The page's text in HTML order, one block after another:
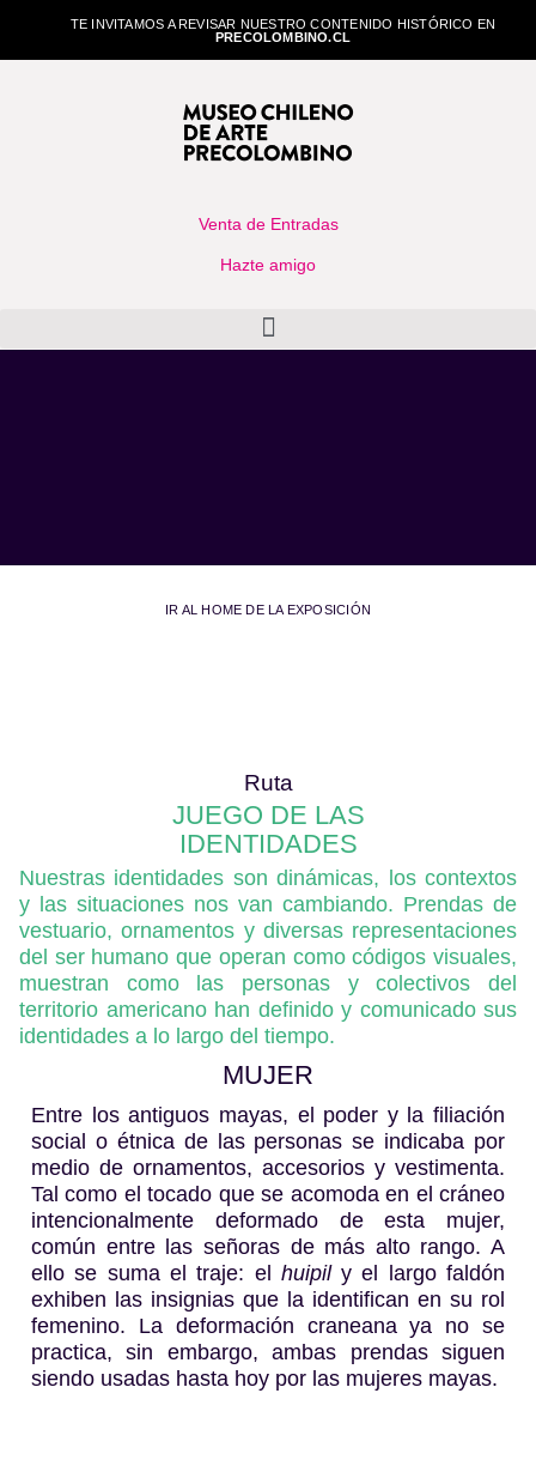
TE INVITAMOS A REVISAR NUESTRO CONTENIDO HISTÓRICO EN
PRECOLOMBINO.CL
Venta de Entradas
Hazte amigo
IR AL HOME DE LA EXPOSICIÓN
Ruta
JUEGO DE LAS
IDENTIDADES
Nuestras identidades son dinámicas, los contextos
y las situaciones nos van cambiando. Prendas de
vestuario, ornamentos y diversas representaciones
del ser humano que operan como códigos visuales,
muestran como las personas y colectivos del
territorio americano han definido y comunicado sus
identidades a lo largo del tiempo.
MUJER
Entre los antiguos mayas, el poder y la filiación
social o étnica de las personas se indicaba por
medio de ornamentos, accesorios y vestimenta.
Tal como el tocado que se acomoda en el cráneo
intencionalmente deformado de esta mujer,
común entre las señoras de más alto rango. A
ello se suma el traje: el huipily el largo faldón
exhiben las insignias que la identifican en su rol
femenino. La deformación craneana ya no se
practica, sin embargo, ambas prendas siguen
siendo usadas hasta hoy por las mujeres mayas.